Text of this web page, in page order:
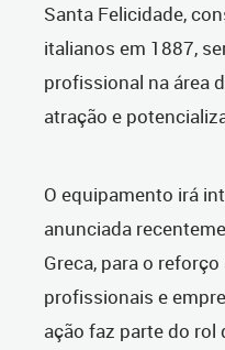
Santa Felicidade,
italianos em 1887,
profissional na área
atração e
O equipamento irá
anunciada
Greca, para o
profissionais e
ação faz parte do